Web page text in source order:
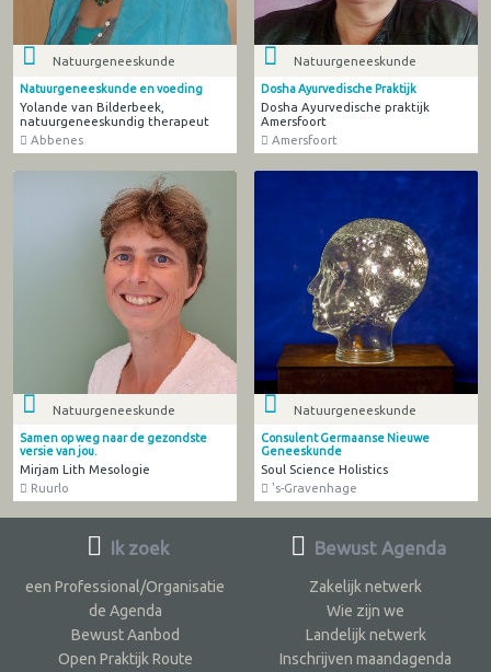
Natuurgeneeskunde
Natuurgeneeskunde en voeding
Yolande van Bilderbeek,
natuurgeneeskundig therapeut
Abbenes
Natuurgeneeskunde
Dosha Ayurvedische Praktijk
Dosha Ayurvedische praktijk
Amersfoort
Amersfoort
Natuurgeneeskunde
Samen op weg naar de gezondste
versie van jou.
Mirjam Lith Mesologie
Ruurlo
Natuurgeneeskunde
Consulent Germaanse Nieuwe
Geneeskunde
Soul Science Holistics
's-Gravenhage
Ik zoek
een Professional/Organisatie
de Agenda
Bewust Aanbod
Open Praktijk Route
Bewust Agenda
Zakelijk netwerk
Wie zijn we
Landelijk netwerk
Inschrijven maandagenda